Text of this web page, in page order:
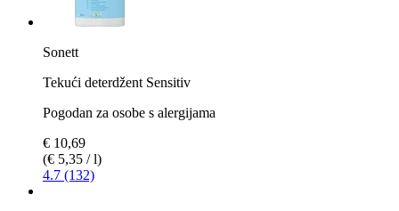
Sonett
Tekući deterdžent Sensitiv
Pogodan za osobe s alergijama
€ 10,69
(€ 5,35 / l)
4.7 (132)